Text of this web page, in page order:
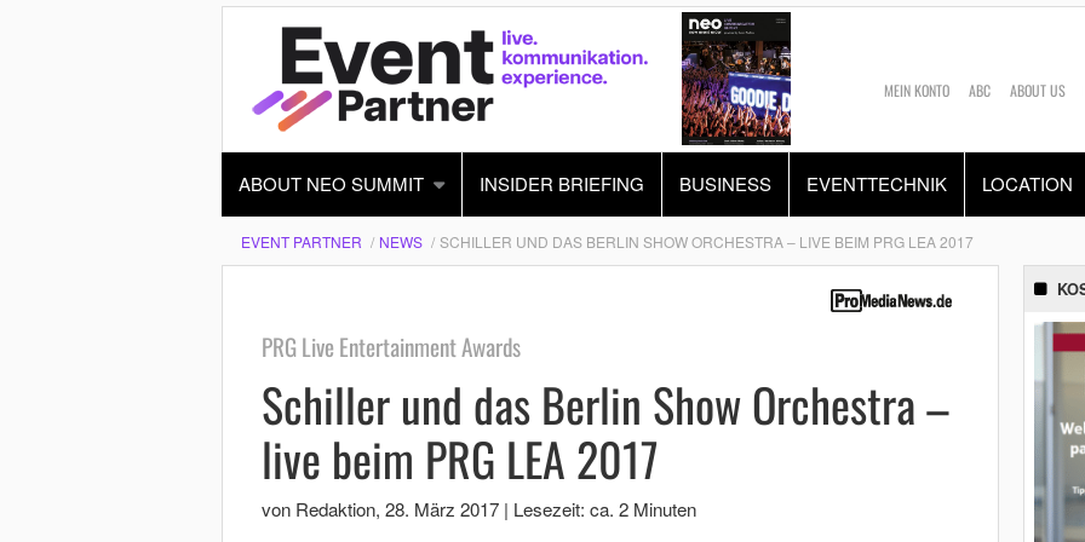
MEIN KONTO ABC ABOUT US
ABOUT NEO SUMMIT INSIDER BRIEFING BUSINESS EVENTTECHNIK LOCATION
EVENT PARTNER NEWS SCHILLER UND DAS BERLIN SHOW ORCHESTRA – LIVE BEIM PRG LEA 2017
PRG Live Entertainment Awards
Schiller und das Berlin Show Orchestra –
live beim PRG LEA 2017
von Redaktion, 28. März 2017 | Lesezeit: ca. 2 Minuten